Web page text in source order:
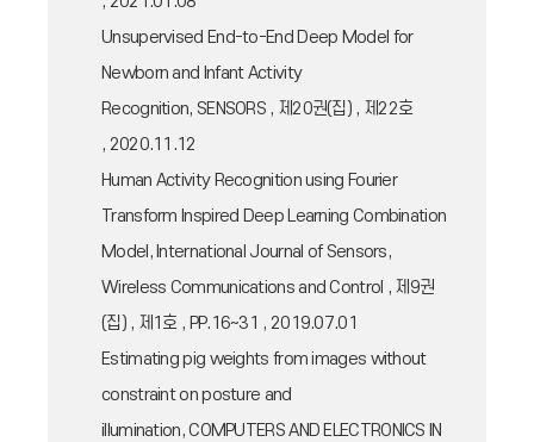
Unsupervised End-to-End Deep Model for
Newborn and Infant Activity
Recognition, SENSORS , 제20권(집) , 제22호
, 2020.11.12
Human Activity Recognition using Fourier
Transform Inspired Deep Learning Combination
Model, International Journal of Sensors,
Wireless Communications and Control , 제9권
(집) , 제1호 , PP.16~31 , 2019.07.01
Estimating pig weights from images without
constraint on posture and
illumination, COMPUTERS AND ELECTRONICS IN